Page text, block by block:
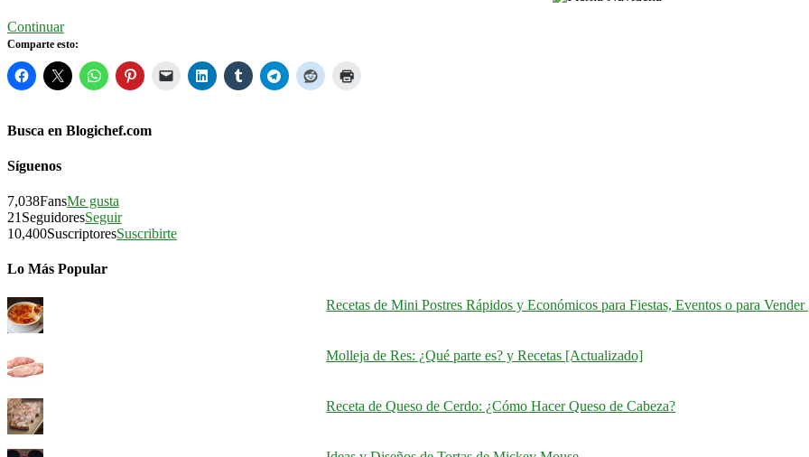
Continuar
Comparte esto:
Busca en Blogichef.com
Síguenos
7,038FansMe gusta
21 SeguidoresSeguir
10,400SuscriptoresSuscribirte
Lo Más Popular
Recetas de Mini Postres Rápidos y Económicos para Fiestas, Eventos o para
Molleja de Res: ¿Qué parte es? y Recetas [Actualizado]
Receta de Queso de Cerdo: ¿Cómo Hacer Queso de Cabeza?